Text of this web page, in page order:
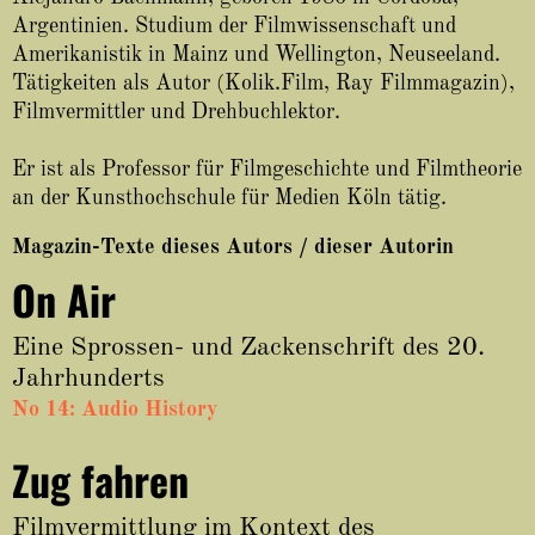
About
Argentinien. Studium der Filmwissenschaft und
Amerikanistik in Mainz und Wellington, Neuseeland.
Tätigkeiten als Autor (Kolik.Film, Ray Filmmagazin),
Filmvermittler und Drehbuchlektor.
Er ist als Professor für Filmgeschichte und Filmtheorie
an der Kunsthochschule für Medien Köln tätig.
Magazin-Texte dieses Autors / dieser Autorin
On Air
Eine Sprossen- und Zackenschrift des 20.
Jahrhunderts
No 14: Audio History
Zug fahren
Filmvermittlung im Kontext des